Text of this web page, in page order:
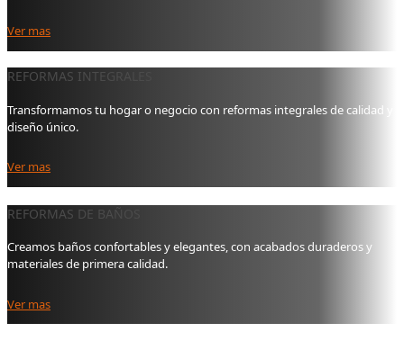
Ver mas
REFORMAS INTEGRALES
Transformamos tu hogar o negocio con reformas integrales de calidad y
diseño único.
Ver mas
REFORMAS DE BAÑOS
Creamos baños confortables y elegantes, con acabados duraderos y
materiales de primera calidad.
Ver mas